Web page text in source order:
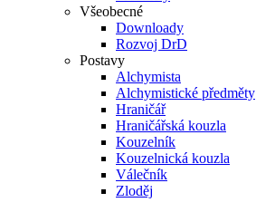
Všeobecné
Downloady
Rozvoj DrD
Postavy
Alchymista
Alchymistické předměty
Hraničář
Hraničářská kouzla
Kouzelník
Kouzelnická kouzla
Válečník
Zloděj